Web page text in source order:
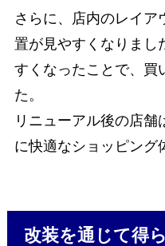
さらに、店内のレイア
置が見やすくなりまし
すくなったことで、買
た。
リニューアル後の店
に快適なショッピング
改装を通じて得